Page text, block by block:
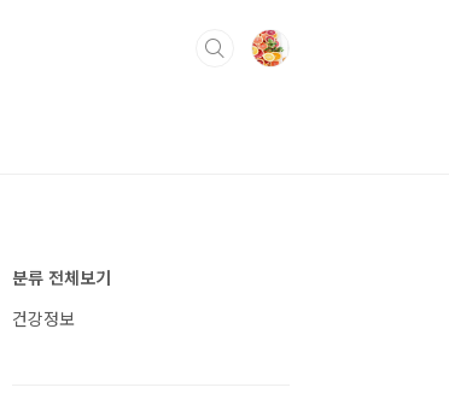
분류 전체보기
건강정보